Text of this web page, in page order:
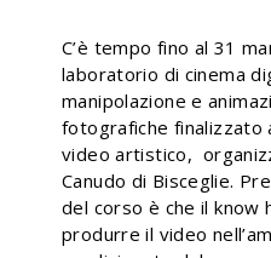
C’è tempo fino al 31
laboratorio di cinema
manipolazione e
fotografiche finalizzato
video artistico,
Canudo di Bisceglie.
del corso è che il know
produrre il video